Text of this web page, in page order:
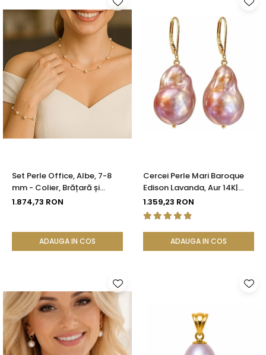
Set Perle Office, Albe, 7-8
mm - Colier, Brățară și
Cercei, Aur Galben 14K |
1.874,73 RON
ADAUGA IN COS
Cercei Perle Mari Baroque
Edison Lavanda, Aur 14K|
KASKADDA®
1.359,23 RON
ADAUGA IN COS